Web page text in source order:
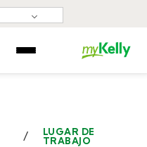
▾
/
LUGAR DE
TRABAJO